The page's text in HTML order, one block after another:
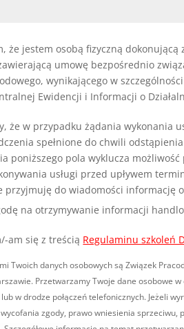
że jestem osobą fizyczną
umowę bezpośrednio
wynikającego w
Ewidencji i Informacji o
że w przypadku żądania wykonania
spełnione do chwili
poniższego pola wyklucza
usługi przed upływem
przyjmuję do wiadomości informację
na otrzymywanie informacji
am się z treścią Regulaminu szkoleń
Twoich danych osobowych są Związek
Przetwarzamy Twoje dane osobowe
w drodze połączeń telefonicznych. Jeżeli
wycofania zgody, prawo wniesienia